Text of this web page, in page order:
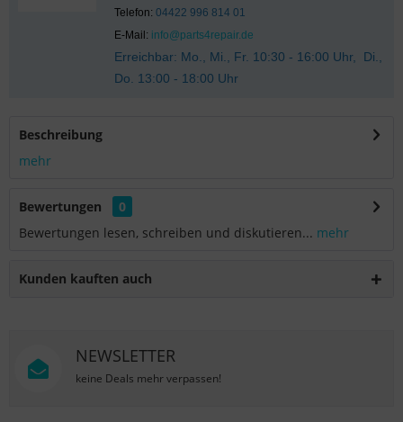
Telefon: 04422 996 814 01
E-Mail: info@parts4repair.de
Erreichbar: Mo., Mi., Fr. 10:30 - 16:00 Uhr, Di.,
Do. 13:00 - 18:00 Uhr
Beschreibung
mehr
Bewertungen
0
Bewertungen lesen, schreiben und diskutieren... mehr
Kunden kauften auch
NEWSLETTER
keine Deals mehr verpassen!